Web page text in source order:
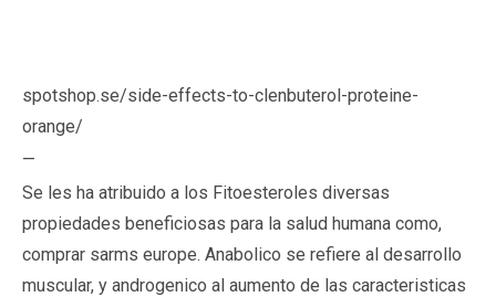
spotshop.se/side-effects-to-clenbuterol-proteine-
orange/
—
Se les ha atribuido a los Fitoesteroles diversas
propiedades beneficiosas para la salud humana como,
comprar sarms europe. Anabolico se refiere al desarrollo
muscular, y androgenico al aumento de las caracteristicas